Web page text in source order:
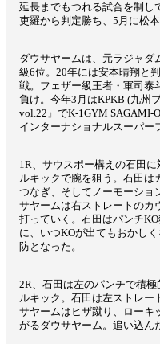
延長までもつれる試合を制し
吏羅から判定勝ち、5月に松
ダウサヤームは、元ラジャダ
級6位。20年には安本晴翔と
戦。フェザー級王者・軍司泰
負け。今年3月はKPKB (九州
vol.22』でK-1GYM SAGAMI-
インターナショナルスーパー
1R、サウスポー構えの石田
ルキックで腕を狙う。石田は
つなぎ、そしてノーモーショ
サヤームは右ストレートのカ
打っていく。石田はパンチ
に、いつKOが出てもおかし
防となった。
2R、石田は左のパンチで積
ルキック。石田は左ストレー
サヤームはヒザ蹴り、ローキ
がるダウサヤーム。追い込ん